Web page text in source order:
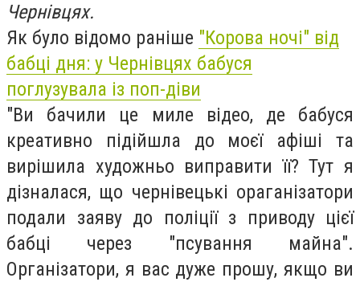
Чернівцях.
Як було відомо раніше "Корова ночі" від
бабці дня: у Чернівцях бабуся
поглузувала із поп-діви
"Ви бачили це миле відео, де бабуся
креативно підійшла до моєї афіші та
вирішила художньо виправити її? Тут я
дізналася, що чернівецькі ораганізатори
подали заяву до поліції з приводу цієї
бабці через "псування майна".
Організатори, я вас дуже прошу, якщо ви